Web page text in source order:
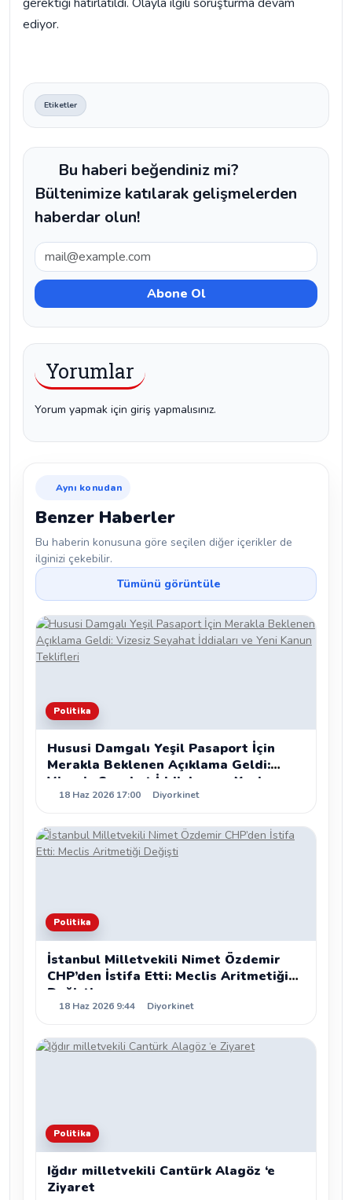
ediyor.
Etiketler
Bu haberi beğendiniz mi?
Bültenimize katılarak gelişmelerden
haberdar olun!
Yorumlar
Yorum yapmak için giriş yapmalısınız.
Aynı konudan
Benzer Haberler
Bu haberin konusuna göre seçilen diğer içerikler de
ilginizi çekebilir.
Tümünü görüntüle
Politika
Hususi Damgalı Yeşil Pasaport İçin
Merakla Beklenen Açıklama Geldi:
Vizesiz Seyahat İddiaları ve Yeni
Kanun Teklifleri
18 Haz 2026 17:00 Diyorkinet
Politika
İstanbul Milletvekili Nimet Özdemir
CHP’den İstifa Etti: Meclis Aritmetiği
Değişti
18 Haz 2026 9:44 Diyorkinet
Politika
Iğdır milletvekili Cantürk Alagöz ‘e
Ziyaret